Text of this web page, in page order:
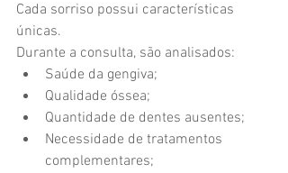
Cada sorriso possui características
únicas.
Durante a consulta, são analisados:
Saúde da gengiva;
Qualidade óssea;
Quantidade de dentes ausentes;
Necessidade de tratamentos
complementares;